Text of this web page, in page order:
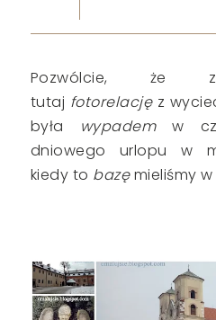
Pozwólcie, że
tutaj fotorelację z
była
wypademw
dniowego urlopu w
kiedy to bazęmieliśmy w